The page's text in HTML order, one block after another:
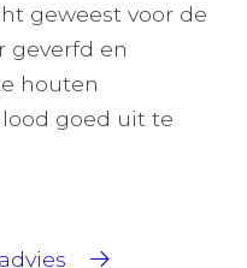
geweest voor de
geverfd en
houten
goed uit te